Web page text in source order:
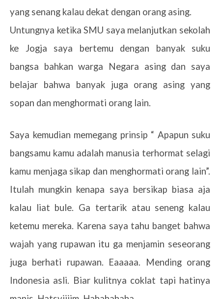
yang senang kalau dekat dengan orang asing.
Untungnya ketika SMU saya melanjutkan sekolah
ke Jogja saya bertemu dengan banyak suku
bangsa bahkan warga Negara asing dan saya
belajar bahwa banyak juga orang asing yang
sopan dan menghormati orang lain.
Saya kemudian memegang prinsip “ Apapun suku
bangsamu kamu adalah manusia terhormat selagi
kamu menjaga sikap dan menghormati orang lain”.
Itulah mungkin kenapa saya bersikap biasa aja
kalau liat bule. Ga tertarik atau seneng kalau
ketemu mereka. Karena saya tahu banget bahwa
wajah yang rupawan itu ga menjamin seseorang
juga berhati rupawan. Eaaaaa. Mending orang
Indonesia asli. Biar kulitnya coklat tapi hatinya